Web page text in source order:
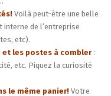
Voilà peut-être une belle
de l’entreprise
etc).
les postes à combler:
etc. Piquez la curiosité
le même panier!Votre